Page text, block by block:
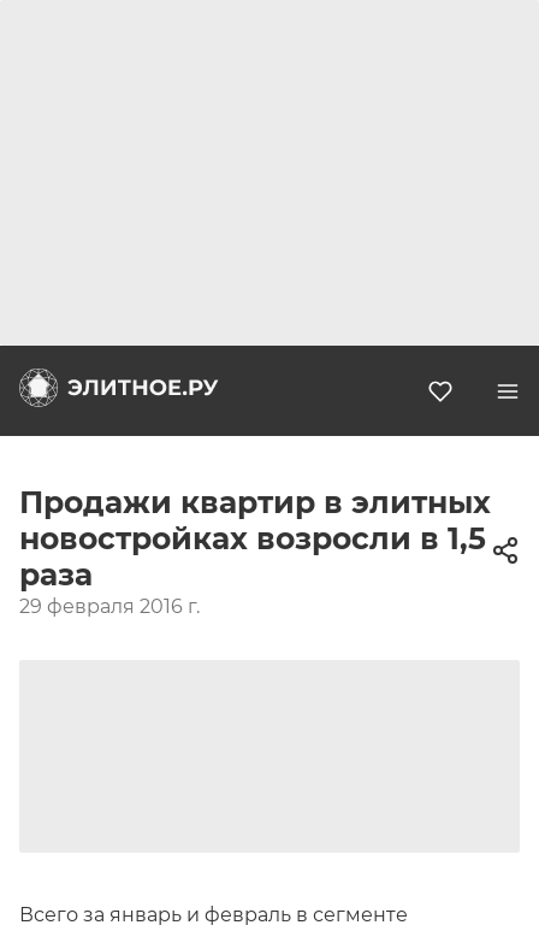
Продажи квартир в элитных
новостройках возросли в 1,5
раза
29 февраля 2016 г.
Всего за январь и февраль в сегменте